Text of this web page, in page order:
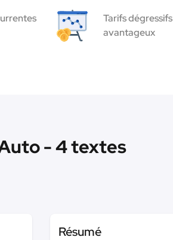
Tarifs dégressifs
avantageux
- 4 textes
Résumé